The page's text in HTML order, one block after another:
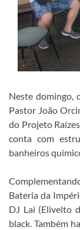
Neste domingo,
Pastor João
do Projeto
conta com
banheiros
Bateria da
DJ Lai (Elivelto
black. Também